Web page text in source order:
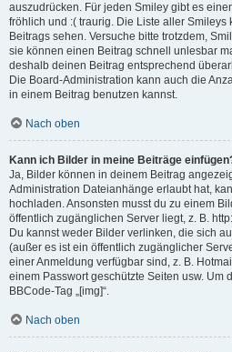
auszudrücken. Für jeden Smiley gibt es
fröhlich und :( traurig. Die Liste aller Smileys
Beitrags sehen. Versuche bitte trotzdem,
sie können einen Beitrag schnell unlesbar
deshalb deinen Beitrag entsprechend
Die Board-Administration kann auch die
in einem Beitrag benutzen kannst.
Nach oben
Kann ich Bilder in meine Beiträge
Ja, Bilder können in deinem Beitrag
Administration Dateianhänge erlaubt hat,
hochladen. Ansonsten musst du zu einem
öffentlich zugänglichen Server liegt, z. B.
Du kannst weder Bilder verlinken, die sich
(außer es ist ein öffentlich zugänglicher
einer Anmeldung verfügbar sind, z. B.
einem Passwort geschützte Seiten usw. Um
BBCode-Tag „[img]“.
Nach oben